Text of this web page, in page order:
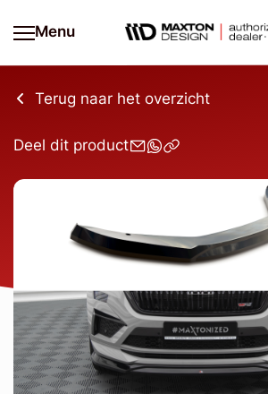
Menu
Terug naar het overzicht
Deel dit product